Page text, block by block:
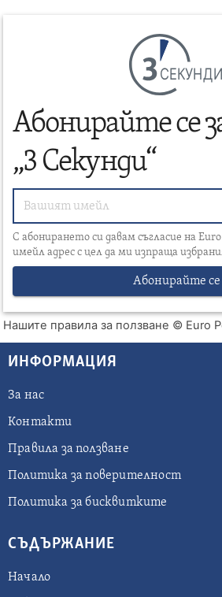
СЕКУНДИ
Абонирайте се
„3 Секунди“
С абонирането си давам съгласие на
имейл адрес с цел да ми изпраща
Абонирайте се
Нашите правила за ползване © Euro
ИНФОРМАЦИЯ
За нас
Контакти
Правила за ползване
Политика за поверителност
Политика за бисквитките
СЪДЪРЖАНИЕ
Начало